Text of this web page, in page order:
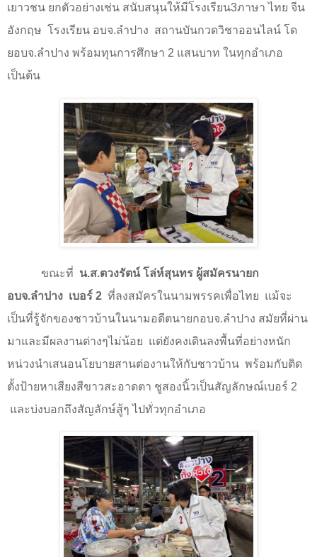
เยาวชน ยกตัวอย่างเช่น สนับสนุนให้มีโรงเรียน3ภาษา ไทย จีน
อังกฤษ โรงเรียน อบจ.ลำปาง สถานบันกวดวิชาออนไลน์ โด
ยอบจ.ลำปาง พร้อมทุนการศึกษา 2 แสนบาท ในทุกอำเภอ
เป็นต้น
ขณะที่ น.ส.ตวงรัตน์ โล่ห์สุนทร ผู้สมัครนายก
อบจ.ลำปาง เบอร์ 2 ที่ลงสมัครในนามพรรคเพื่อไทย แม้จะ
เป็นที่รู้จักของชาวบ้านในนามอดีตนายกอบจ.ลำปาง สมัยที่ผ่าน
มาและมีผลงานต่างๆไม่น้อย แต่ยังคงเดินลงพื้นที่อย่างหนัก
หน่วงนำเสนอนโยบายสานต่องานให้กับชาวบ้าน พร้อมกับติด
ตั้งป้ายหาเสียงสีขาวสะอาดตา ชูสองนิ้วเป็นสัญลักษณ์เบอร์ 2
และบ่งบอกถึงสัญลักษ์สู้ๆ ไปทั่วทุกอำเภอ